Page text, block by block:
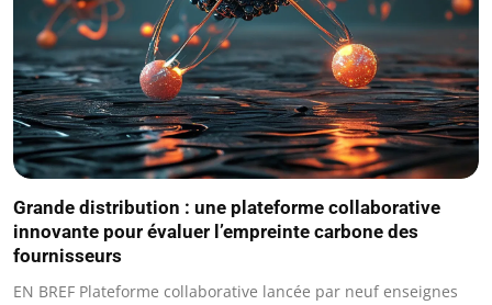
Grande distribution : une plateforme collaborative
innovante pour évaluer l’empreinte carbone des
fournisseurs
EN BREF Plateforme collaborative lancée par neuf enseignes